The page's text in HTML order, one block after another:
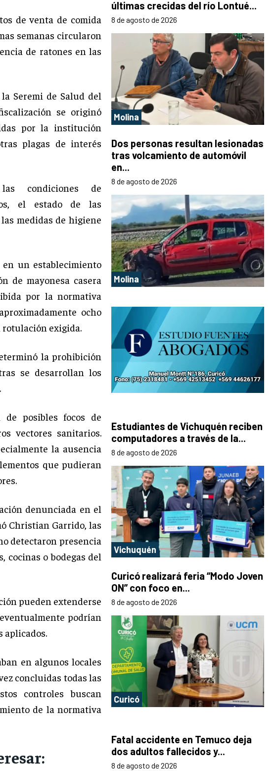
de venta de comida
semanas circularon
de ratones en las
Seremi de Salud del
se originó
por la institución
plagas de interés
condiciones de
el estado de las
medidas de higiene
un establecimiento
de mayonesa casera
por la normativa
ocho
rotulación exigida.
la prohibición
se desarrollan los
posibles focos de
vectores sanitarios.
la ausencia
que pudieran
denunciada en el
Christian Garrido, las
detectaron presencia
cocinas o bodegas del
pueden extenderse
podrían
aplicados.
en algunos locales
concluidas todas las
controles buscan
de la normativa
últimas crecidas del río Lontué...
8 de agosto de 2026
Molina
Dos personas resultan lesionadas
tras volcamiento de automóvil
en...
8 de agosto de 2026
Molina
Estudiantes de Vichuquén reciben
computadores a través de la...
8 de agosto de 2026
Vichuquén
Curicó realizará feria “Modo Joven
ON” con foco en...
8 de agosto de 2026
Curicó
Fatal accidente en Temuco deja
dos adultos fallecidos y...
8 de agosto de 2026